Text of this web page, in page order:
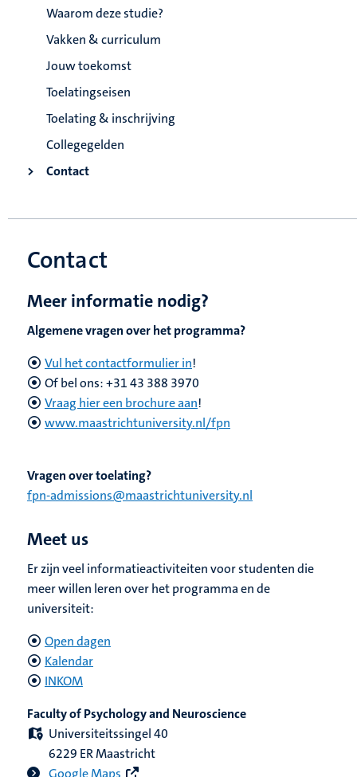
Waarom deze studie?
Vakken & curriculum
Jouw toekomst
Toelatingseisen
Toelating & inschrijving
Collegegelden
Contact
Contact
Meer informatie nodig?
Algemene vragen over het programma?
Vul het contactformulier in!
Of bel ons: +31 43 388 3970
Vraag hier een brochure aan!
www.maastrichtuniversity.nl/fpn
Vragen over toelating?
fpn-admissions@maastrichtuniversity.nl
Meet us
Er zijn veel informatieactiviteiten voor studenten die
meer willen leren over het programma en de
universiteit:
Open dagen
Kalendar
INKOM
Faculty of Psychology and Neuroscience
Universiteitssingel 40
6229 ER Maastricht